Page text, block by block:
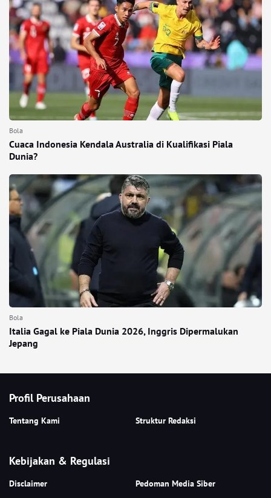
Bola
Cuaca Indonesia Kendala Australia di Kualifikasi Piala
Dunia?
Bola
Italia Gagal ke Piala Dunia 2026, Inggris Dipermalukan
Jepang
Profil Perusahaan
Tentang Kami Struktur Redaksi
Kebijakan & Regulasi
Disclaimer
Pedoman Media Siber